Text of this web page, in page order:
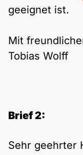
Lebenslauf
geeignet ist.
Mit
Tobias Wolff
Brief 2:
Sehr geehrter